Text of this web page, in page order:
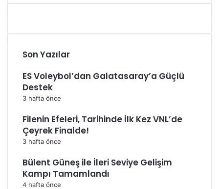
Son Yazılar
ES Voleybol’dan Galatasaray’a Güçlü
Destek
3 hafta önce
Filenin Efeleri, Tarihinde İlk Kez VNL’de
Çeyrek Finalde!
3 hafta önce
Bülent Güneş ile İleri Seviye Gelişim
Kampı Tamamlandı
4 hafta önce